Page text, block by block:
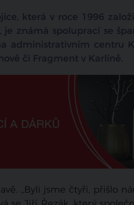
která v roce 1996
známá spoluprací se
administrativním centru
či Fragment v Karlíně.
„Byli jsme čtyři, přišlo